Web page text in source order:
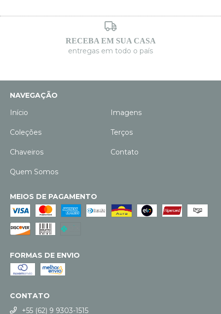
RECEBA EM SUA CASA
entregas em todo o país
NAVEGAÇÃO
Início
Imagens
Coleções Terços
Chaveiros Contato
Quem Somos
MEIOS DE PAGAMENTO
FORMAS DE ENVIO
CONTATO
+55 (62) 9 9303-1515